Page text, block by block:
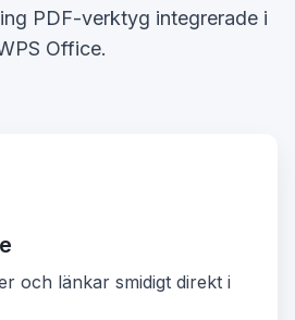
PDF-verktyg integrerade i
Office.
och länkar smidigt direkt i